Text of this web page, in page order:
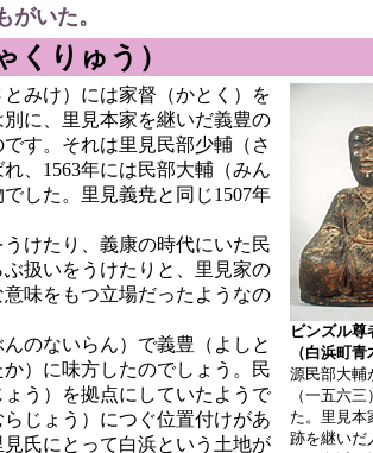
いた。
くりゅう）
みけ）には家督（かとく）を
に、里見本家を継いだ義豊の
す。それは里見民部少輔（さ
、1563年には民部大輔（みん
した。里見義尭と同じ1507年
けたり、義康の時代にいた民
扱いをうけたりと、里見家の
味をもつ立場だったようなの
のないらん）で義豊（よしと
）に味方したのでしょう。民
う）を拠点にしていたようで
じょう）につぐ位置付けがあ
氏にとって白浜という土地が
ビンズル尊
（白浜町
源民部大輔
（一五六
た。里見本
跡を継いだ